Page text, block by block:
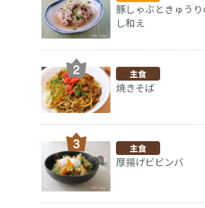
豚しゃぶときゅう
し和え
主食
焼きそば
主食
厚揚げビビンバ